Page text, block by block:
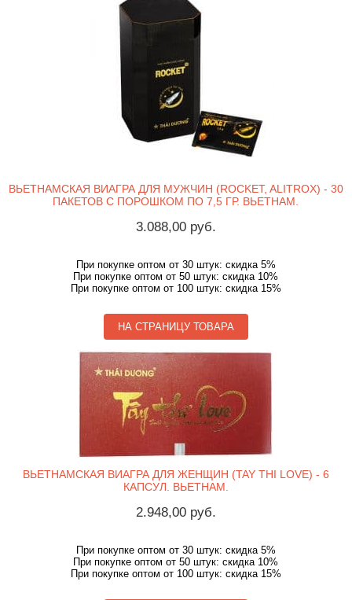
ВЬЕТНАМСКАЯ ВИАГРА ДЛЯ МУЖЧИН (ROCKET, ALITROX) - 30
ПАКЕТОВ С ПОРОШКОМ ПО 7,5 ГР. ВЬЕТНАМ.
3.088,00 руб.
При покупке оптом от 30 штук: скидка 5%
При покупке оптом от 50 штук: скидка 10%
При покупке оптом от 100 штук: скидка 15%
НА СТРАНИЦУ ТОВАРА
ВЬЕТНАМСКАЯ ВИАГРА ДЛЯ ЖЕНЩИН (TAY THI LOVE) - 6
КАПСУЛ. ВЬЕТНАМ.
2.948,00 руб.
При покупке оптом от 30 штук: скидка 5%
При покупке оптом от 50 штук: скидка 10%
При покупке оптом от 100 штук: скидка 15%